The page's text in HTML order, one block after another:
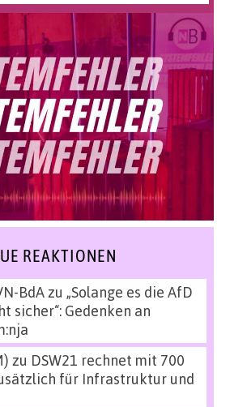
REAKTIONEN
BdAzu „Solange es die AfD
sicher“: Gedenken an
zu DSW21 rechnet mit 700
für Infrastruktur und